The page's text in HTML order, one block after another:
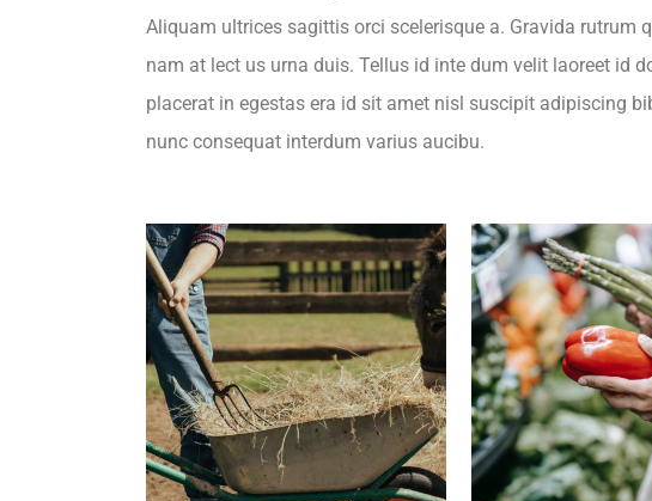
Aliquam ultrices sagittis orci scelerisque a. Gravida rutrum
nam at lect us urna duis. Tellus id inte dum velit laoreet id
placerat in egestas era id sit amet nisl suscipit adipiscing
nunc consequat interdum varius aucibu.